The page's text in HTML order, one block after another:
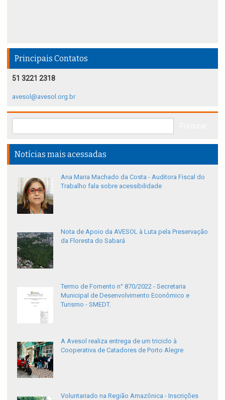
Principais Contatos
51 3221 2318
avesol@avesol.org.br
Notícias mais acessadas
Ana Maria Machado da Costa - Auditora Fiscal do
Trabalho fala sobre acessibilidade
Nota de Apoio da AVESOL à Luta pela Preservação
da Floresta do Sabará
Termo de Fomento n° 870/2022 - Secretaria
Municipal de Desenvolvimento Econômico e
Turismo - SMEDT.
A Avesol realiza entrega de um triciclo à
Cooperativa de Catadores de Porto Alegre
Voluntariado na Região Amazônica - Inscrições